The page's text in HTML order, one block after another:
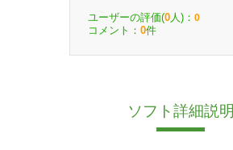
ユーザーの評価(0 人)： 0
コメント： 0件
ソフト詳細説明